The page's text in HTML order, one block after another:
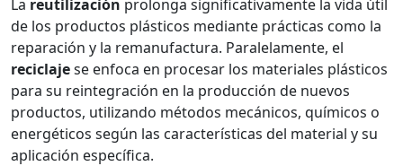
La reutilización prolonga significativamente la vida útil
de los productos plásticos mediante prácticas como la
reparación y la remanufactura. Paralelamente, el
reciclajese enfoca en procesar los materiales plásticos
para su reintegración en la producción de nuevos
productos, utilizando métodos mecánicos, químicos o
energéticos según las características del material y su
aplicación específica.